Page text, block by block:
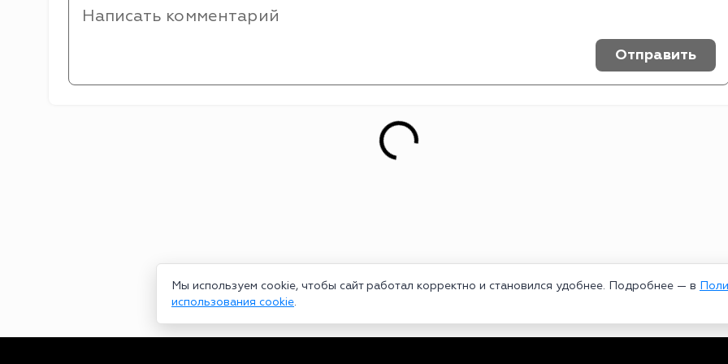
Мы используем cookie, чтобы сайт работал корректно и становился удобнее. Подробнее — в
использования cookie.
Отправить